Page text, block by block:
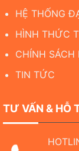
HỆ THỐNG
HÌNH THỨC
CHÍNH SÁCH
TIN TỨC
TƯ VẤN & HỖ